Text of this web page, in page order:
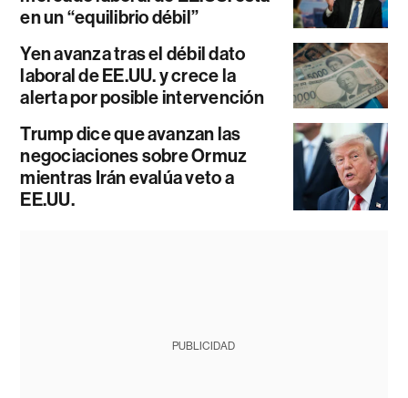
en un “equilibrio débil”
Yen avanza tras el débil dato
laboral de EE.UU. y crece la
alerta por posible intervención
Trump dice que avanzan las
negociaciones sobre Ormuz
mientras Irán evalúa veto a
EE.UU.
PUBLICIDAD